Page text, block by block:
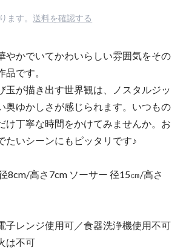
ます。 送料を確認する
やかでいてかわいらしい雰囲気をその
品です。
玉が描き出す世界観は、ノスタルジッ
奥ゆかしさが感じられます。いつもの
け丁寧な時間をかけてみませんか。お
たいシーンにもピッタリです♪
8cm/高さ7cm ソーサー 径15㎝/高さ
子レンジ使用可／食器洗浄機使用不可
は不可